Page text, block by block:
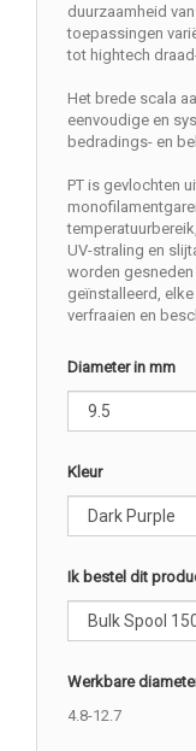
duurzaamheid
toepassingen
tot hightech
Het brede scala
eenvoudige en
bedradings- en
PT is gevlochten
UV-straling en
worden gesneden
geïnstalleerd,
verfraaien en
Diameter in mm
Kleur
Ik bestel dit
Werkbare
4.8-12.7